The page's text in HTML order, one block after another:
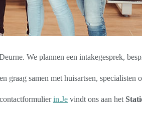
We plannen een intakegesprek,
samen met huisartsen,
in.Je vindt ons aan het